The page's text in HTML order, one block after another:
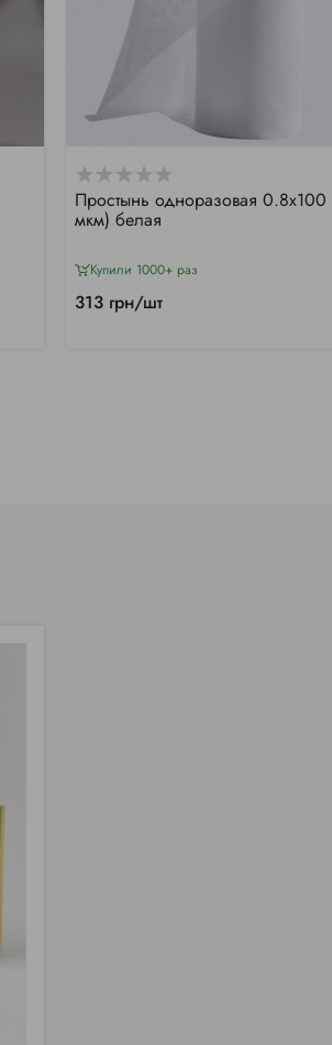
Простынь одноразовая
мкм) белая
Купили 1000+ раз
313 грн/шт